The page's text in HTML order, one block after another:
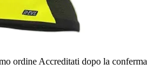
ordine Accreditati dopo la conferma